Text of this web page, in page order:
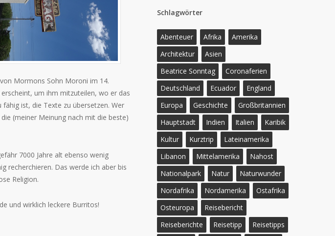
Mormons Sohn Moroni im 14.
um ihm mitzuteilen, wo er das
ist, die Texte zu übersetzen. Wer
(meiner Meinung nach mit die beste)
7000 Jahre alt ebenso wenig
recherchieren. Das werde ich aber bis
Religion.
und wirklich leckere Burritos!
Schlagwörter
Abenteuer Afrika
Amerika
Architektur
Asien
Beatrice Sonntag
Coronaferien
Deutschland
Ecuador
England
Europa
Geschichte
Großbritannien
Hauptstadt
Indien Italien
Karibik
Kultur
Kurztrip
Lateinamerika
Libanon
Mittelamerika
Nahost
Nationalpark
Natur
Naturwunder
Nordafrika
Nordamerika
Ostafrika
Osteuropa
Reisebericht
Reiseberichte
Reisetipp
Reisetipps